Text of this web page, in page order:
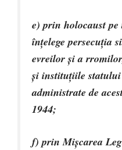
e) prin holocaust
înţelege persecuţia
evreilor şi a
şi instituţiile
administrate de
1944;
f) prin Mişcarea